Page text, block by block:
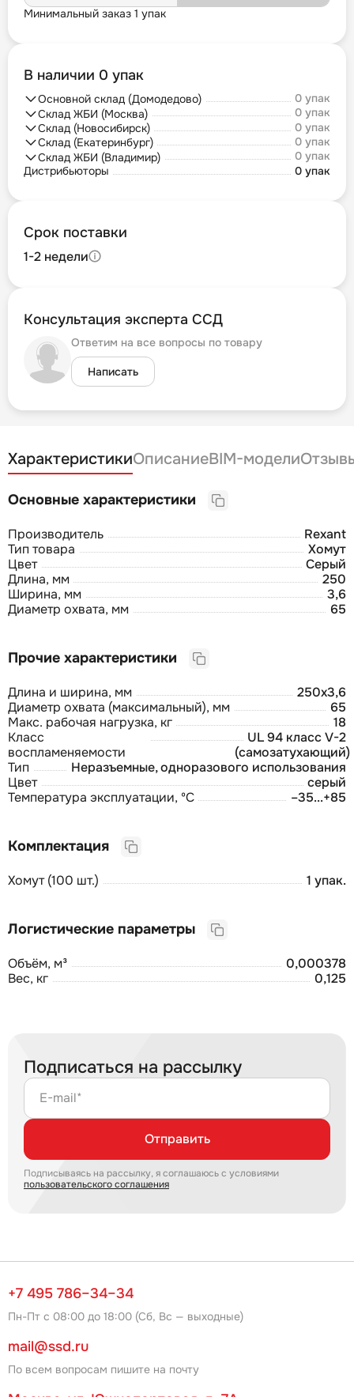
Минимальный заказ 1 упак
В наличии 0 упак
Основной склад (Домодедово)
0 упак
Склад ЖБИ (Москва)
0 упак
Склад (Новосибирск)
0 упак
Склад (Екатеринбург)
0 упак
Склад ЖБИ (Владимир)
0 упак
Дистрибьюторы
0 упак
Срок поставки
1-2 недели
Консультация эксперта ССД
Ответим на все вопросы по товару
Написать
ХарактеристикиОписаниеBIM-модели
Основные характеристики
Производитель
Rexant
Тип товара
Хомут
Цвет
Серый
Длина, мм
250
Ширина, мм
3,6
Диаметр охвата, мм
65
Прочие характеристики
Длина и ширина, мм
250х3,6
Диаметр охвата (максимальный), мм
65
Макс. рабочая нагрузка, кг
18
Класс
воспламеняемости
UL 94 класс V-2
(самозатухающий)
Тип
Неразъемные, одноразового использования
Цвет
серый
Температура эксплуатации, ºС
–35...+85
Комплектация
Хомут (100 шт.) 1 упак.
Логистические параметры
Объём, м³
0,000378
Вес, кг
0,125
Подписаться на рассылку
E-mail*
Отправить
Подписываясь на рассылку, я соглашаюсь с условиями
пользовательского соглашения
+7 495 786–34–34
Пн-Пт с 08:00 до 18:00 (Сб, Вс — выходные)
mail@ssd.ru
По всем вопросам пишите на почту